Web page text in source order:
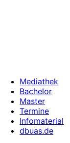
Mediathek
Bachelor
Master
Termine
Infomaterial
dbuas.de